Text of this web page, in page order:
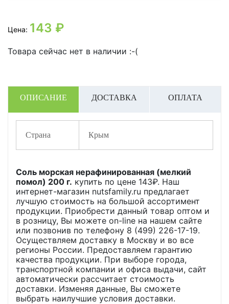
Цена: 143 ₽
Товара сейчас нет в наличии :-(
ОПИСАНИЕ ДОСТАВКА ОПЛАТА
Страна Крым
Соль морская нерафинированная (мелкий
помол) 200 г. купить по цене 143₽. Наш
интернет-магазин nutsfamily.ru предлагает
лучшую стоимость на большой ассортимент
продукции. Приобрести данный товар оптом и
в розницу, Вы можете on-line на нашем сайте
или позвонив по телефону 8 (499) 226-17-19.
Осуществляем доставку в Москву и во все
регионы России. Предоставляем гарантию
качества продукции. При выборе города,
транспортной компании и офиса выдачи, сайт
автоматически рассчитает стоимость
доставки. Изменяя данные, Вы сможете
выбрать наилучшие условия доставки.